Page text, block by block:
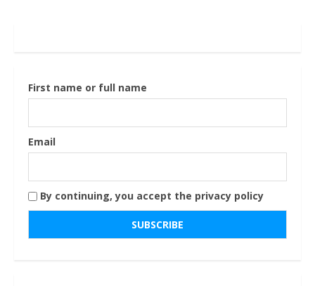
First name or full name
Email
By continuing, you accept the privacy policy